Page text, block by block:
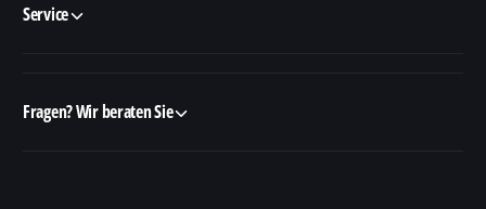
Service
Fragen? Wir beraten Sie